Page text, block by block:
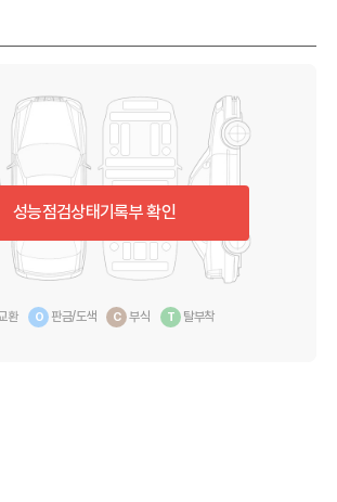
환 O 판금/도색 C 부식 T 탈부착
성능점검상태기록부 확인